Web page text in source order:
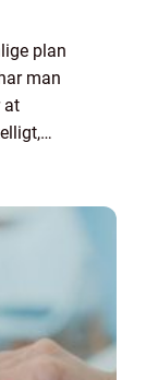
plan
man
at